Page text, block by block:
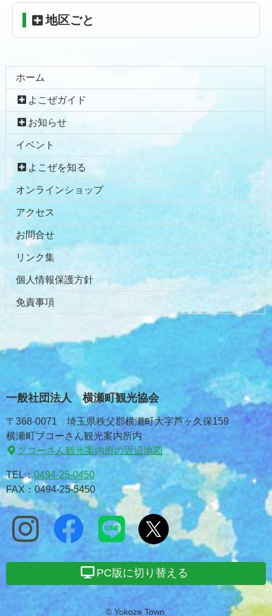
る
地区ごと
ホーム
よこぜガイド
お知らせ
イベント
よこぜを知る
オンラインショップ
アクセス
お問合せ
リンク集
個人情報保護方針
免責事項
一般社団法人 横瀬町観光協会
〒368-0071 埼玉県秩父郡横瀬町大字芦ヶ久保159
横瀬町ブコーさん観光案内所内
ブコーさん観光案内所の近辺地図
TEL：0494-25-0450
FAX：0494-25-5450
PC版に切り替える
© Yokoze Town.